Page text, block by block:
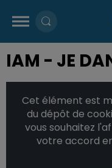
IAM - JE
Cet élément est
du dépôt de
vous souhaitez
votre accord